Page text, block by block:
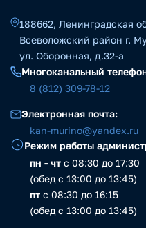
188662, Ленинградская
Всеволожский район г.
ул. Оборонная, д.32-а
Многоканальный
8 (812) 309-78-12
Электронная почта:
kan-murino@yandex.ru
Режим работы
пн - чт с 08:30 до 17:30
(обед с 13:00 до 13:45)
пт с 08:30 до 16:15
(обед с 13:00 до 13:45)